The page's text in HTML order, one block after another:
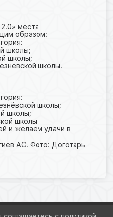
места
образом:
школы;
школы;
школы.
школы;
школы;
школы.
и желаем удачи в
АС. Фото: Доготарь